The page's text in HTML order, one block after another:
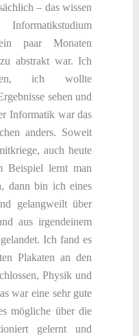
– das wissen
paar Monaten
abstrakt war. Ich
ich wollte
sehen und
Informatik war das
anders. Soweit
auch heute
Beispiel lernt man
dann bin ich eines
gelangweilt über
aus irgendeinem
Ich fand es
Plakaten an den
Physik und
war eine sehr gute
mögliche über die
gelernt und